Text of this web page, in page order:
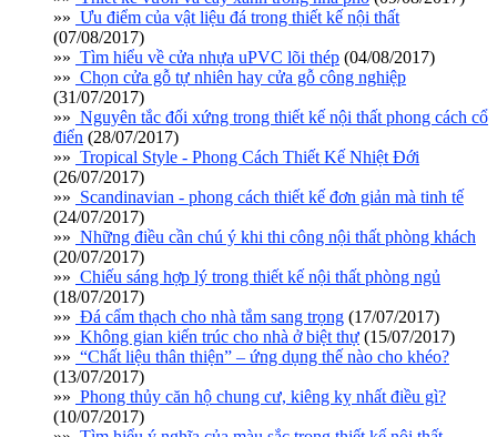
»» Ưu điểm của vật liệu đá trong thiết kế nội thất
(07/08/2017)
»» Tìm hiểu về cửa nhựa uPVC lõi thép (04/08/2017)
»» Chọn cửa gỗ tự nhiên hay cửa gỗ công nghiệp
(31/07/2017)
»» Nguyên tắc đối xứng trong thiết kế nội thất phong cách cổ
điển (28/07/2017)
»» Tropical Style - Phong Cách Thiết Kế Nhiệt Đới
(26/07/2017)
»» Scandinavian - phong cách thiết kế đơn giản mà tinh tế
(24/07/2017)
»» Những điều cần chú ý khi thi công nội thất phòng khách
(20/07/2017)
»» Chiếu sáng hợp lý trong thiết kế nội thất phòng ngủ
(18/07/2017)
»» Đá cẩm thạch cho nhà tắm sang trọng (17/07/2017)
»» Không gian kiến trúc cho nhà ở biệt thự (15/07/2017)
»» “Chất liệu thân thiện” – ứng dụng thế nào cho khéo?
(13/07/2017)
»» Phong thủy căn hộ chung cư, kiêng kỵ nhất điều gì?
(10/07/2017)